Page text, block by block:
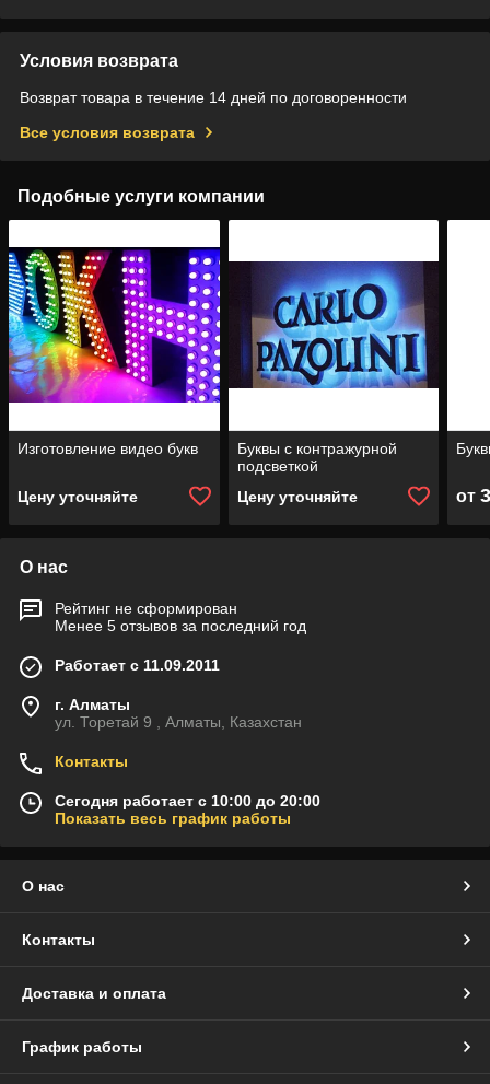
Условия возврата
Возврат товара в течение 14 дней по договоренности
Все условия возврата
Подобные услуги компании
Изготовление видео букв
Цену уточняйте
Буквы с контражурной
подсветкой
Цену уточняйте
от
О нас
Рейтинг не сформирован
Менее 5 отзывов за последний год
Работает с 11.09.2011
г. Алматы
ул. Торетай 9 , Алматы, Казахстан
Контакты
Сегодня работает с 10:00 до 20:00
Показать весь график работы
О нас
Контакты
Доставка и оплата
График работы